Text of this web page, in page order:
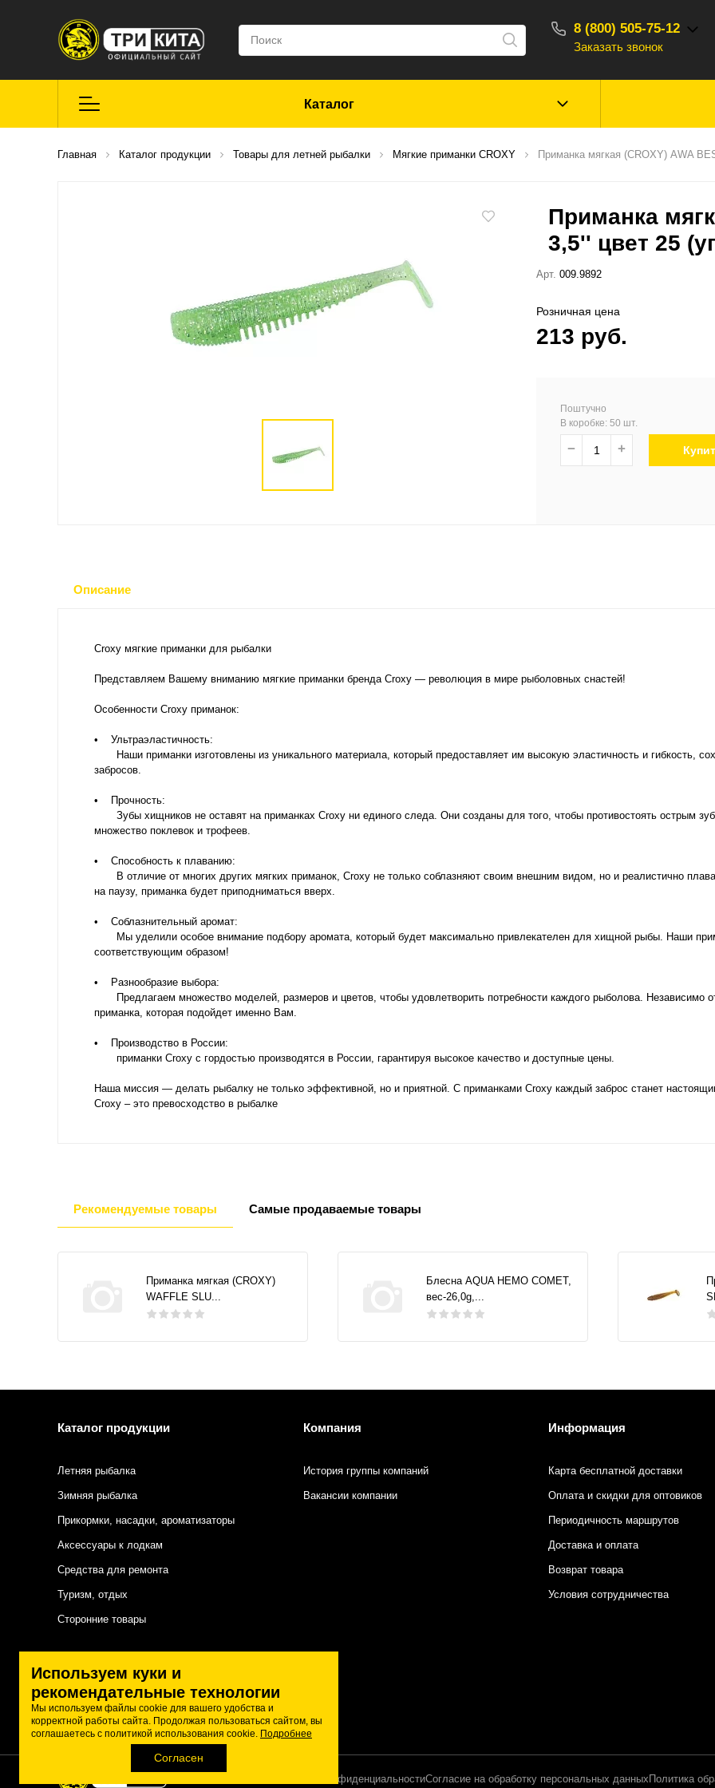
8 (800) 505-75-12
Заказать звонок
Каталог
ароматизаторы
Сторонние
Главная Каталог продукции Товары для летней рыбалки Мягкие приманки CROXY Приманка мягкая (CROXY) AWA
Приманка
3,5'' цвет 25
Арт. 009.9892
Розничная цена
213 руб.
Поштучно
В коробке: 50 шт.
− +
Описание
Croxy мягкие приманки для рыбалки
Представляем Вашему вниманию мягкие приманки бренда Croxy — революция в мире рыболовных снастей!
Особенности Croxy приманок:
• Ультраэластичность:
Наши приманки изготовлены из уникального материала, который предоставляет им высокую эластичность и гибкость,
забросов.
• Прочность:
Зубы хищников не оставят на приманках Croxy ни единого следа. Они созданы для того, чтобы противостоять острым
множество поклевок и трофеев.
• Способность к плаванию:
В отличие от многих других мягких приманок, Croxy не только соблазняют своим внешним видом, но и реалистично
на паузу, приманка будет приподниматься вверх.
• Соблазнительный аромат:
Мы уделили особое внимание подбору аромата, который будет максимально привлекателен для хищной рыбы. Наши
соответствующим образом!
• Разнообразие выбора:
Предлагаем множество моделей, размеров и цветов, чтобы удовлетворить потребности каждого рыболова. Независимо
приманка, которая подойдет именно Вам.
• Производство в России:
приманки Croxy с гордостью производятся в России, гарантируя высокое качество и доступные цены.
Наша миссия — делать рыбалку не только эффективной, но и приятной. С приманками Croxy каждый заброс станет
Croxy – это превосходство в рыбалке
Рекомендуемые товары Самые продаваемые товары
Приманка мягкая (CROXY)
WAFFLE SLU...
Блесна AQUA НЕМО COMET,
вес-26,0g,...
Каталог продукции
Летняя рыбалка
Зимняя рыбалка
Прикормки, насадки, ароматизаторы
Аксессуары к лодкам
Средства для ремонта
Туризм, отдых
Сторонние товары
Компания
История группы компаний
Вакансии компании
Информация
Карта бесплатной доставки
Оплата и скидки для оптовиков
Периодичность маршрутов
Доставка и оплата
Возврат товара
Условия сотрудничества
Политика конфиденциальностиСогласие на обработку персональных данных Политика
Используем куки и
рекомендательные технологии
Мы используем файлы cookie для вашего удобства и
корректной работы сайта. Продолжая пользоваться сайтом, вы
соглашаетесь с политикой использования cookie. Подробнее
Согласен